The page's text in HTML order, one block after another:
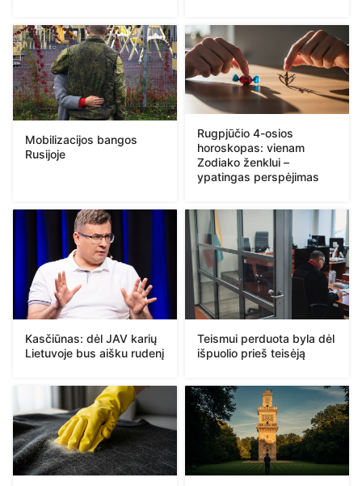
Mobilizacijos bangos
Rusijoje
Rugpjūčio 4-osios
horoskopas: vienam
Zodiako ženklui –
ypatingas perspėjimas
Kasčiūnas: dėl JAV karių
Lietuvoje bus aišku rudenį
Teismui perduota byla dėl
išpuolio prieš teisėją